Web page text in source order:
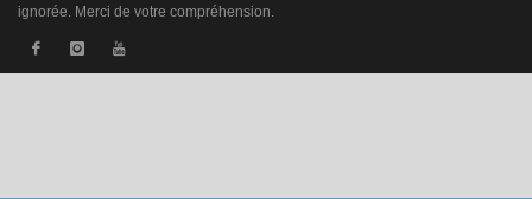
ignorée. Merci de votre compréhension.